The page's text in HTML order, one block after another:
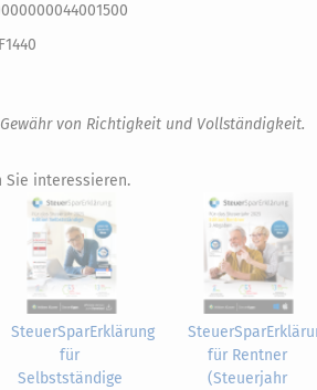
von Richtigkeit und Vollständigkeit.
Sie interessieren.
SteuerSparErklärung
für
Selbstständige
für Rentner
(Steuerjahr